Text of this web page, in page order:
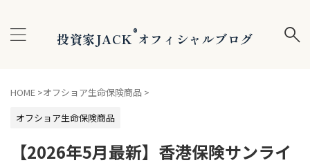
投資家JACK®オフィシャルブログ
HOME >オフショア生命保険商品 >
オフショア生命保険商品
【2026年5月最新】香港保険サンライ